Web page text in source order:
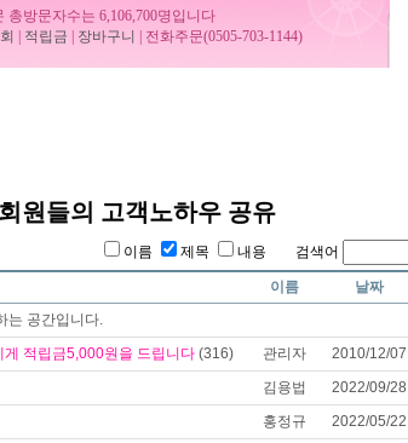
방문자수는 6,106,700명입니다
적립금 장바구니 | 전화주문(0505-703-1144)
원들의 고객노하우 공유
이름 제목 내용 검색어
이름 날짜
는 공간입니다.
적립금5,000원을 드립니다 (316) 관리자 2010/12/07
김용법 2022/09/28
홍정규 2022/05/22